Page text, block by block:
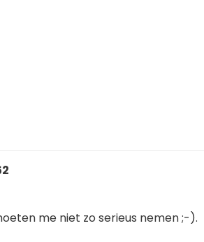
me niet zo serieus nemen ;-).